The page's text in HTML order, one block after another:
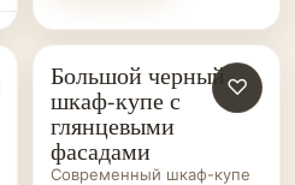
ШКАФЫ-
КУПЕ НА ЗАКАЗ
♡
Большой черный
шкаф-купе с
глянцевыми
фасадами
Современный шкаф-купе